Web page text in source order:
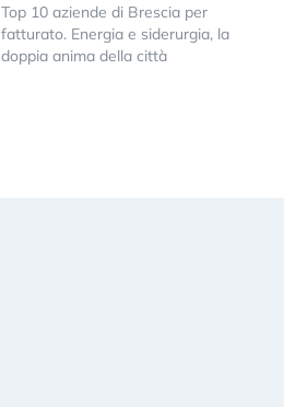
Top 10 aziende di Brescia per
fatturato. Energia e siderurgia, la
doppia anima della città